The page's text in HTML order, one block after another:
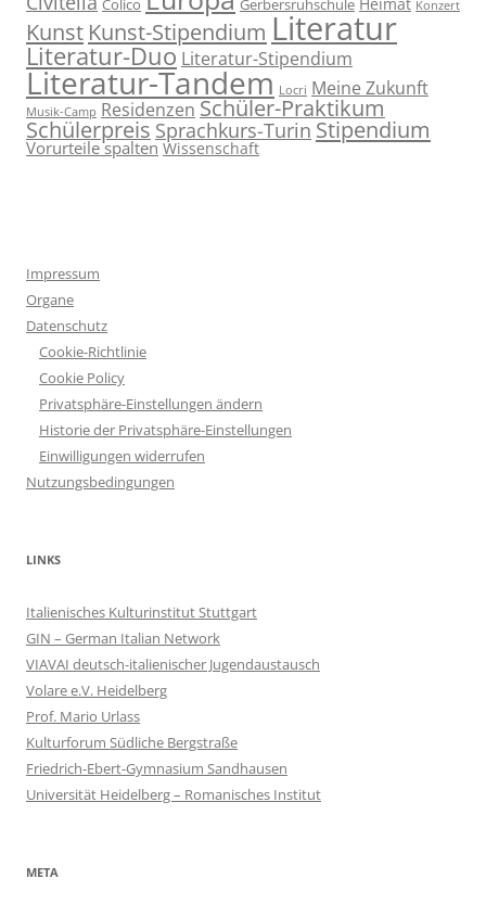
Colico Gerbersruhschule Konzert
Kunst Kunst-Stipendium Literatur
Literatur-Duo Literatur-Stipendium
Literatur-Tandem Locri Meine Zukunft
Musik-Camp Residenzen Schüler-Praktikum
Schülerpreis Sprachkurs-Turin Stipendium
Vorurteile spalten Wissenschaft
Impressum
Organe
Datenschutz
Cookie-Richtlinie
Cookie Policy
Privatsphäre-Einstellungen ändern
Historie der Privatsphäre-Einstellungen
Einwilligungen widerrufen
Nutzungsbedingungen
LINKS
Italienisches Kulturinstitut Stuttgart
GIN – German Italian Network
VIAVAI deutsch-italienischer Jugendaustausch
Volare e.V. Heidelberg
Prof. Mario Urlass
Kulturforum Südliche Bergstraße
Friedrich-Ebert-Gymnasium Sandhausen
Universität Heidelberg – Romanisches Institut
META